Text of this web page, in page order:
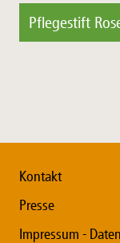
Pflegestift
Kontakt
Presse
Impressum -